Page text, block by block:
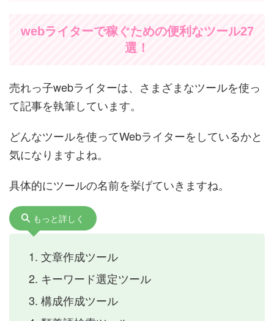
webライターで稼ぐための便利なツール27
選！
売れっ子webライターは、さまざまなツールを使っ
て記事を執筆しています。
どんなツールを使ってWebライターをしているかと
気になりますよね。
具体的にツールの名前を挙げていきますね。
もっと詳しく
文章作成ツール
キーワード選定ツール
構成作成ツール